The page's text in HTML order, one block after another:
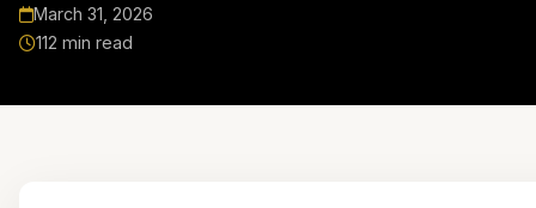
March 31, 2026
112 min read